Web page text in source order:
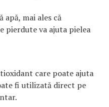
mai ales că
pierdute va ajuta pielea
care poate ajuta
fi utilizată direct pe